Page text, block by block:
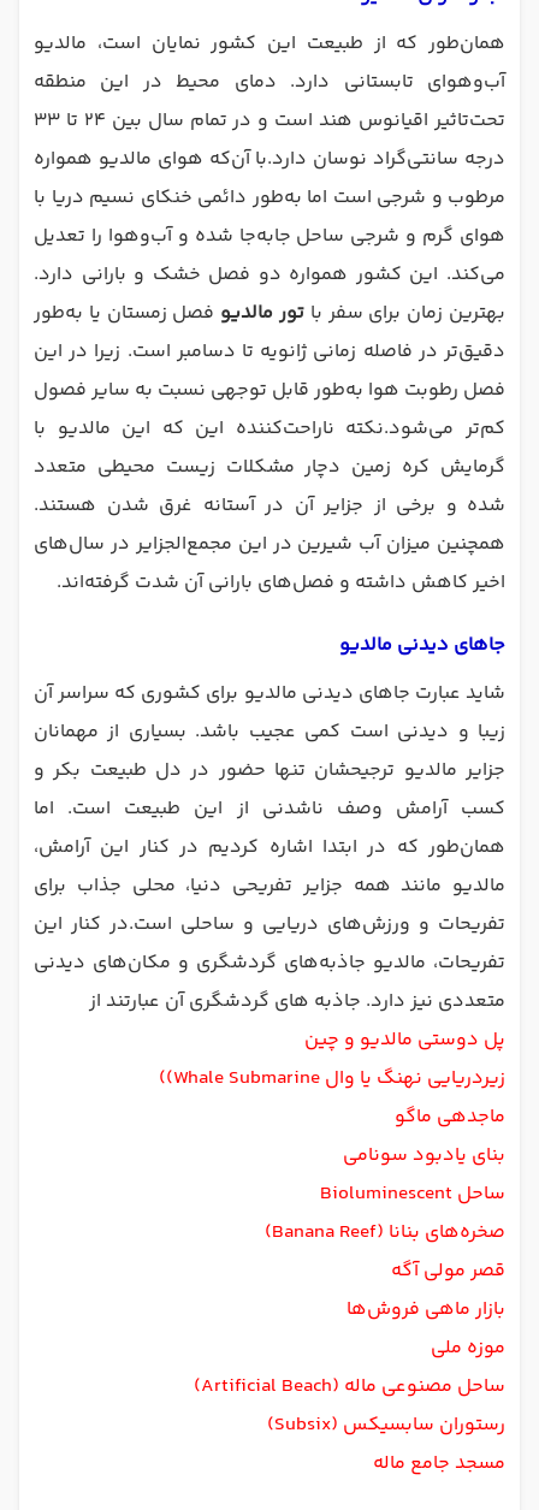
همان‌طور که از طبیعت این کشور نمایان است، مالدیو
آب‌وهوای تابستانی دارد. دمای محیط در این منطقه
تحت‌تاثیر اقیانوس هند است و در تمام سال بین ۲۴ تا ۳۳
درجه سانتی‌گراد نوسان دارد.با آن‌که هوای مالدیو همواره
مرطوب و شرجی است اما به‌طور دائمی خنکای نسیم دریا با
هوای گرم و شرجی ساحل جابه‌جا شده و آب‌وهوا را تعدیل
می‌کند. این کشور همواره دو فصل خشک و بارانی دارد.
بهترین زمان برای سفر با تور مالدیو فصل زمستان یا به‌طور
دقیق‌تر در فاصله زمانی ژانویه تا دسامبر است. زیرا در این
فصل رطوبت هوا به‌طور قابل توجهی نسبت به سایر فصول
کم‌تر می‌شود.نکته ناراحت‌کننده این که این مالدیو با
گرمایش کره زمین دچار مشکلات زیست محیطی متعدد
شده و برخی از جزایر آن در آستانه غرق شدن هستند.
همچنین میزان آب شیرین در این مجمع‌الجزایر در سال‌های
اخیر کاهش داشته و فصل‌های بارانی آن شدت گرفته‌اند.
جاهای دیدنی مالدیو
شاید عبارت جاهای دیدنی مالدیو برای کشوری که سراسر آن
زیبا و دیدنی است کمی عجیب باشد. بسیاری از مهمانان
جزایر مالدیو ترجیحشان تنها حضور در دل طبیعت بکر و
کسب آرامش وصف ناشدنی از این طبیعت است. اما
همان‌طور که در ابتدا اشاره کردیم در کنار این آرامش،
مالدیو مانند همه جزایر تفریحی دنیا، محلی جذاب برای
تفریحات و ورزش‌های دریایی و ساحلی است.در کنار این
تفریحات، مالدیو جاذبه‌های گردشگری و مکان‌های دیدنی
متعددی نیز دارد. جاذبه های گردشگری آن عبارتند از
پل دوستی مالدیو و چین
زیردریایی نهنگ یا وال Whale Submarine))
ماجدهی ماگو
بنای یادبود سونامی
ساحل Bioluminescent
صخره‌های بنانا (Banana Reef)
قصر مولی آگه
بازار ماهی فروش‌ها
موزه ملی
ساحل مصنوعی ماله (Artificial Beach)
رستوران سابسیکس (Subsix)
مسجد جامع ماله